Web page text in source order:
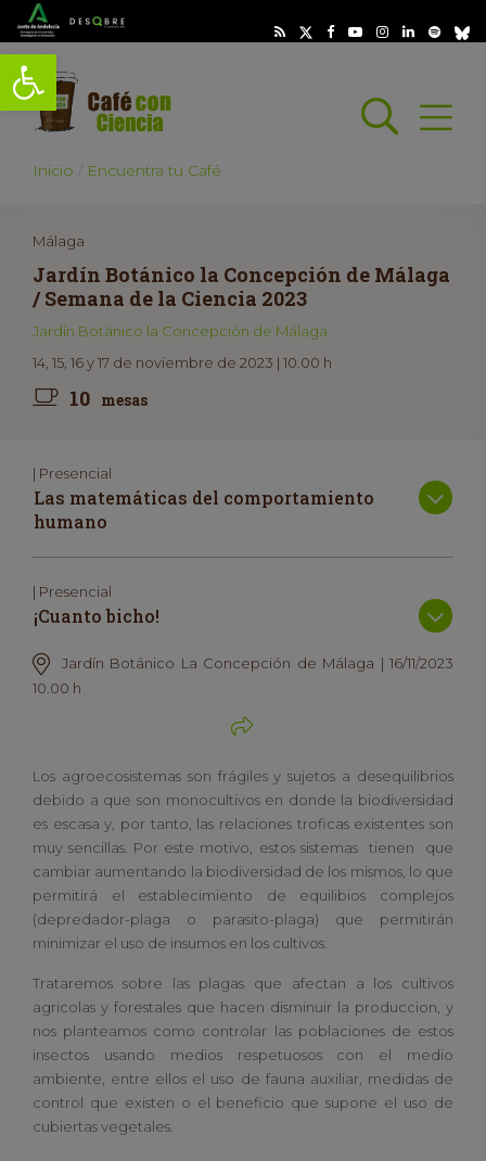
Abrir barra de herramientas
Abrir
Inicio Encuentra tu Café
Málaga
Jardín Botánico la Concepción de Málaga
/ Semana de la Ciencia 2023
Jardín Botánico la Concepción de Málaga
14, 15, 16 y 17 de noviembre de 2023 | 10.00 h
10 mesas
| Presencial
Las matemáticas del comportamiento
humano
| Presencial
¡Cuanto bicho!
Jardín Botánico La Concepción de Málaga | 16/11/2023
10.00 h
Los agroecosistemas son frágiles y sujetos a desequilibrios
debido a que son monocultivos en donde la biodiversidad
es escasa y, por tanto, las relaciones troficas existentes son
muy sencillas. Por este motivo, estos sistemas tienen que
cambiar aumentando la biodiversidad de los mismos, lo que
permitirá el establecimiento de equilibios complejos
(depredador-plaga o parasito-plaga) que permitirán
minimizar el uso de insumos en los cultivos.
Trataremos sobre las plagas que afectan a los cultivos
agricolas y forestales que hacen disminuir la produccion, y
nos planteamos como controlar las poblaciones de estos
insectos usando medios respetuosos con el medio
ambiente, entre ellos el uso de fauna auxiliar, medidas de
control que existen o el beneficio que supone el uso de
cubiertas vegetales.